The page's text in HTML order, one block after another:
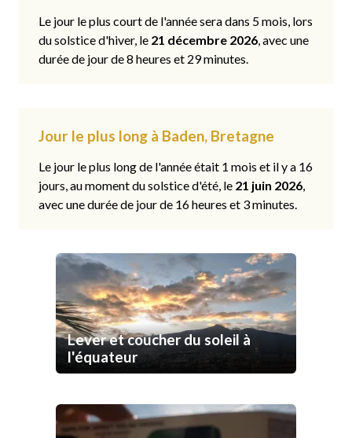
Le jour le plus court de l'année sera dans 5 mois, lors
du solstice d'hiver, le 21 décembre 2026, avec une
durée de jour de 8 heures et 29 minutes.
Jour le plus long à Baden, Bretagne
Le jour le plus long de l'année était 1 mois et il y a 16
jours, au moment du solstice d'été, le 21 juin 2026,
avec une durée de jour de 16 heures et 3 minutes.
Lever et coucher du soleil à
l'équateur